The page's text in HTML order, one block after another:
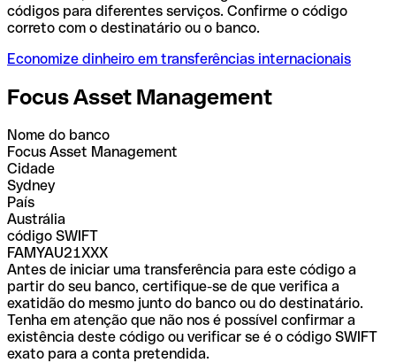
códigos para diferentes serviços. Confirme o código
correto com o destinatário ou o banco.
Economize dinheiro em transferências internacionais
Focus Asset Management
Nome do banco
Focus Asset Management
Cidade
Sydney
País
Austrália
código SWIFT
FAMYAU21XXX
Antes de iniciar uma transferência para este código a
partir do seu banco, certifique-se de que verifica a
exatidão do mesmo junto do banco ou do destinatário.
Tenha em atenção que não nos é possível confirmar a
existência deste código ou verificar se é o código SWIFT
exato para a conta pretendida.